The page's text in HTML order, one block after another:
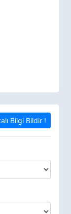
Bilgi Bildir !